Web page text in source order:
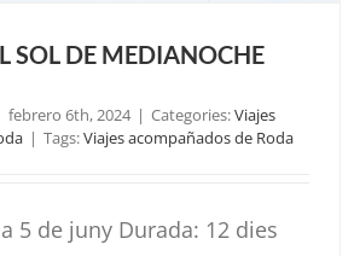
SOL DE MEDIANOCHE
febrero 6th, 2024 | Categories:Viajes
| Tags:Viajes acompañados de Roda
5 de juny Durada: 12 dies